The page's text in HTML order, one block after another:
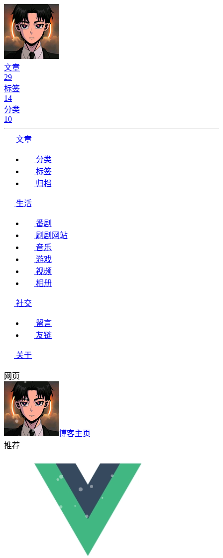
文章
29
标签
14
分类
10
文章
分类
标签
归档
生活
番剧
刷剧网站
音乐
游戏
视频
相册
社交
留言
友链
关于
网页
博客主页
推荐